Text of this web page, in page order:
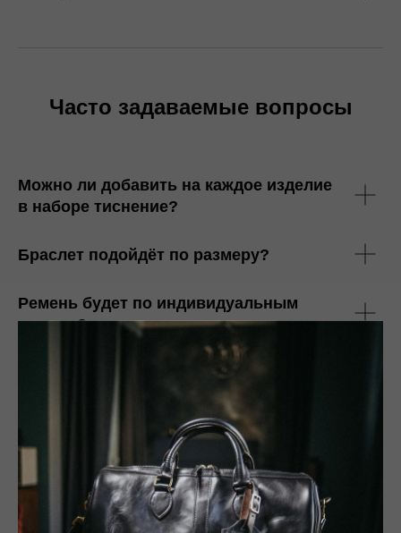
Часто задаваемые вопросы
Можно ли добавить на каждое изделие
в наборе тиснение?
Браслет подойдёт по размеру?
Ремень будет по индивидуальным
меркам?
Остались вопросы?
Давайте познакомимся!
Мы знаем, что при выборе часто появляются